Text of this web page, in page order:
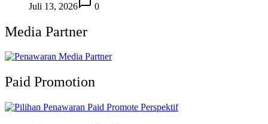
Juli 13, 2026
0
Media Partner
Paid Promotion